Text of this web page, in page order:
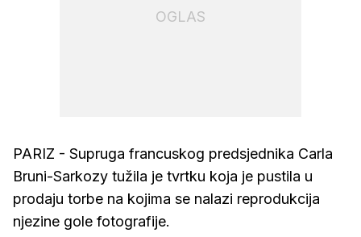
OGLAS
PARIZ - Supruga francuskog predsjednika Carla
Bruni-Sarkozy tužila je tvrtku koja je pustila u
prodaju torbe na kojima se nalazi reprodukcija
njezine gole fotografije.